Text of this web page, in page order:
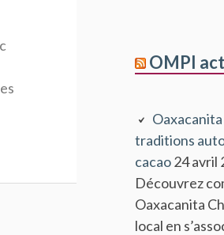
OMPI
traditions
cacao24 avril
Découvrez
Oaxacanita
local en